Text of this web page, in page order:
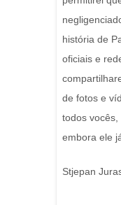
história de
oficiais e
de fotos e
todos vocês,
embora ele
Stjepan